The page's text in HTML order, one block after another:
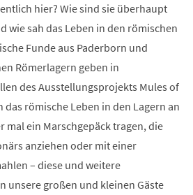
hier? Wie sind sie überhaupt
wie sah das Leben in den römischen
Funde aus Paderborn und
Römerlagern geben in
des Ausstellungsprojekts Mules of
das römische Leben in den Lagern an
mal ein Marschgepäck tragen, die
anziehen oder mit einer
– diese und weitere
unsere großen und kleinen Gäste